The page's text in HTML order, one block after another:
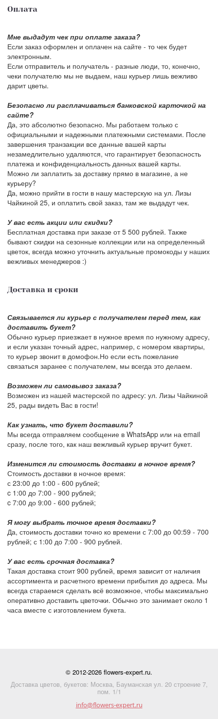
Оплата
Мне выдадут чек при оплате заказа?
Если заказ оформлен и оплачен на сайте - то чек будет
электронным.
Если отправитель и получатель - разные люди, то, конечно,
чеки получателю мы не выдаем, наш курьер лишь вежливо
дарит цветы.
Безопасно ли расплачиваться банковской карточкой на
сайте?
Да, это абсолютно безопасно. Мы работаем только с
официальными и надежными платежными системами. После
завершения транзакции все данные вашей карты
незамедлительно удаляются, что гарантирует безопасность
платежа и конфиденциальность данных вашей карты.
Можно ли заплатить за доставку прямо в магазине, а не
курьеру?
Да, можно прийти в гости в нашу мастерскую на ул. Лизы
Чайкиной 25, и оплатить свой заказ, там же выдадут чек.
У вас есть акции или скидки?
Бесплатная доставка при заказе от 5 500 рублей. Также
бывают скидки на сезонные коллекции или на определенный
цветок, всегда можно уточнить актуальные промокоды у наших
вежливых менеджеров :)
Доставка и сроки
Связывается ли курьер с получателем перед тем, как
доставить букет?
Обычно курьер приезжает в нужное время по нужному адресу,
и если указан точный адрес, например, с номером квартиры,
то курьер звонит в домофон.Но если есть пожелание
связаться заранее с получателем, мы всегда это делаем.
Возможен ли самовывоз заказа?
Возможен из нашей мастерской по адресу: ул. Лизы Чайкиной
25, рады видеть Вас в гости!
Как узнать, что букет доставили?
Мы всегда отправляем сообщение в WhatsApp или на email
сразу, после того, как наш вежливый курьер вручит букет.
Изменится ли стоимость доставки в ночное время?
Стоимость доставки в ночное время:
с 23:00 до 1:00 - 600 рублей;
c 1:00 до 7:00 - 900 рублей;
c 7:00 до 9:00 - 600 рублей;
Я могу выбрать точное время доставки?
Да, стоимость доставки точно ко времени с 7:00 до 00:59 - 700
рублей; с 1:00 до 7:00 - 900 рублей.
У вас есть срочная доставка?
Такая доставка стоит900 рублей, время зависит от наличия
ассортимента и расчетного времени прибытия до адреса. Мы
всегда стараемся сделать всё возможное, чтобы максимально
оперативно доставить цветочки. Обычно это занимает около 1
часа вместе с изготовлением букета.
© 2012-2026 flowers-expert.ru.
Доставка цветов, букетов: Москва, Бауманская ул. 20 строение 7,
пом. 1/1
info@flowers-expert.ru